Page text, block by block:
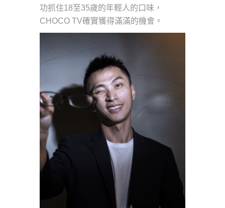
功抓住18至35歲的年輕人的口味，
CHOCO TV確實獲得滿滿的機會。